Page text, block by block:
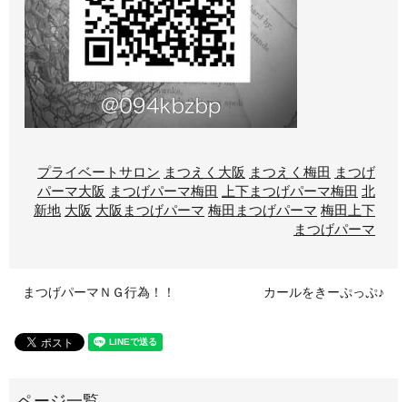
プライベートサロン まつえく大阪 まつえく梅田
まつげ
パーマ大阪 まつげパーマ梅田 上下まつげパーマ梅田 北
新地 大阪 大阪まつげパーマ 梅田まつげパーマ 梅田上下
まつげパーマ
まつげパーマＮＧ行為！！ カールをきーぷっぷ♪